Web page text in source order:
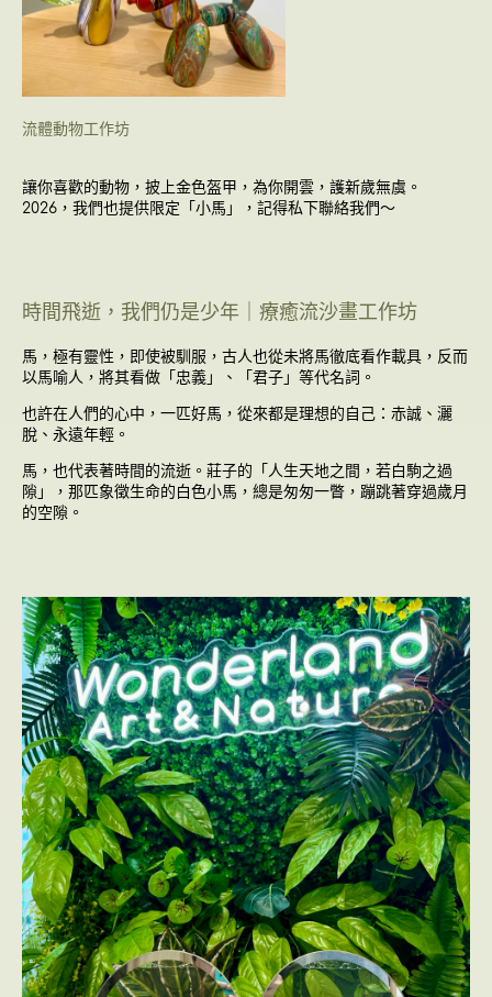
流體動物工作坊
讓你喜歡的動物，披上金色盔甲，為你開雲，護新歲無虞。
2026，我們也提供限定「小馬」，記得私下聯絡我們～
時間飛逝，我們仍是少年｜療癒流沙畫工作坊
馬，極有靈性，即使被馴服，古人也從未將馬徹底看作載具，反而
以馬喻人，將其看做「忠義」、「君子」等代名詞。
也許在人們的心中，一匹好馬，從來都是理想的自己：赤誠、灑
脫、永遠年輕。
馬，也代表著時間的流逝。莊子的「人生天地之間，若白駒之過
隙」，那匹象徵生命的白色小馬，總是匆匆一瞥，蹦跳著穿過歲月
的空隙。